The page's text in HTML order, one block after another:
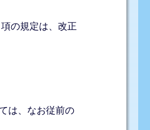
の規定は、改正
は、なお従前の